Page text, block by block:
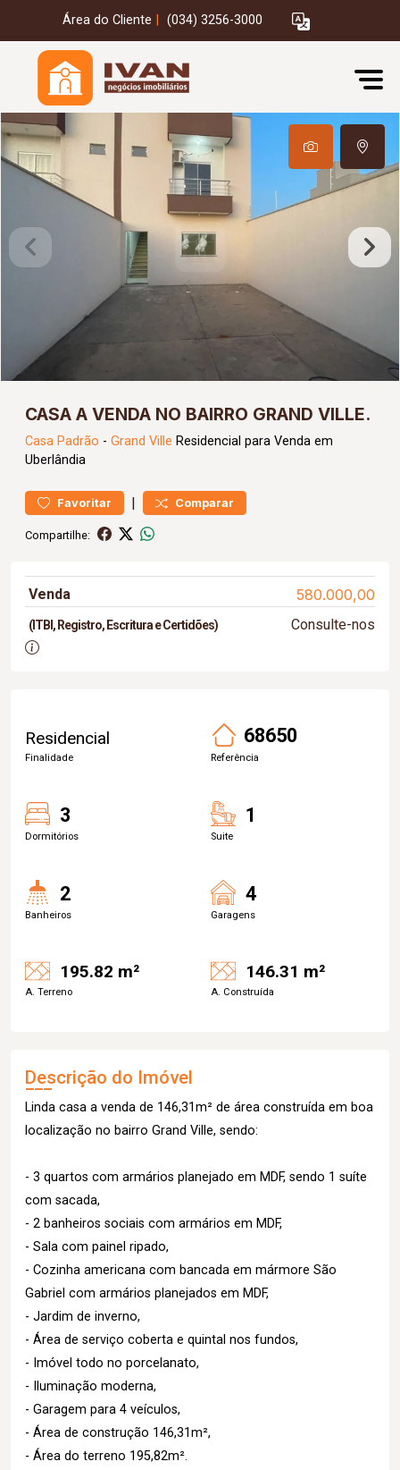
Área do Cliente (034) 3256-3000
CASA A VENDA NO BAIRRO GRAND VILLE.
Casa Padrão - Grand Ville Residencial para Venda em
Uberlândia
Favoritar | Comparar
Compartilhe:
Venda 580.000,00
(ITBI, Registro, Escritura e Certidões) Consulte-nos
Residencial
Finalidade
68650
Referência
3
Dormitórios
1
Suite
2
Banheiros
4
Garagens
195.82 m²
A. Terreno
146.31 m²
A. Construída
Descrição do Imóvel
Linda casa a venda de 146,31m² de área construída em boa
localização no bairro Grand Ville, sendo:
- 3 quartos com armários planejado em MDF, sendo 1 suíte
com sacada,
- 2 banheiros sociais com armários em MDF,
- Sala com painel ripado,
- Cozinha americana com bancada em mármore São
Gabriel com armários planejados em MDF,
- Jardim de inverno,
- Área de serviço coberta e quintal nos fundos,
- Imóvel todo no porcelanato,
- Iluminação moderna,
- Garagem para 4 veículos,
- Área de construção 146,31m²,
- Área do terreno 195,82m².